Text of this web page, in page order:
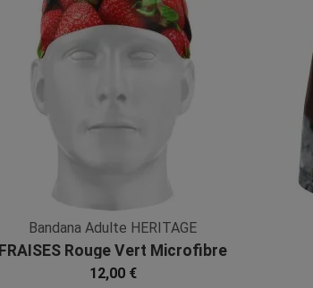
Bandana Adulte HERITAGE
FRAISES Rouge Vert Microfibre
12,00 €